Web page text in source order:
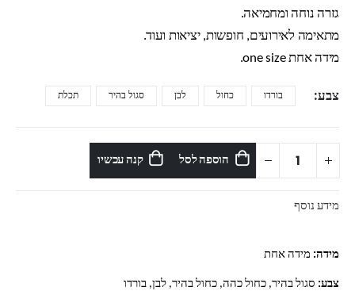
גזרה נוחה ומחמיאה.
מתאימה לאירועים, חופשות, יציאות ועוד.
מידה אחת one size.
צבע בורדו כחול לבן סגול בהיר תכלת
הוספה לסל קנה עכשיו
מידע נוסף
מידה: מידה אחת
צבע: סגול בהיר, כחול כהה, כחול בהיר, לבן, בורדו